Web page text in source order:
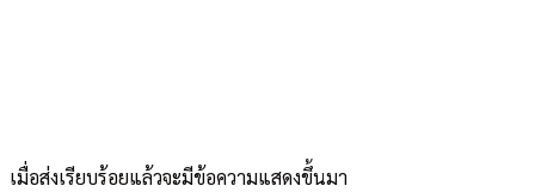
เมื่อส่งเรียบร้อยแล้วจะมีข้อความแสดงขึ้นมา